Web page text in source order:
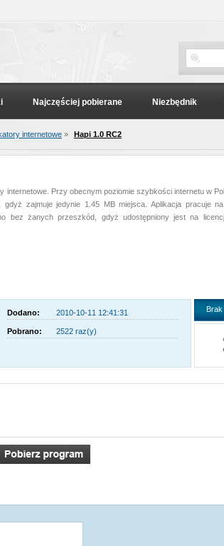
Najczęściej pobierane Niezbędnik
internetowe » Hapi 1.0 RC2
internetowe. Przy obecnym poziomie szybkości internetu w
zajmuje jedynie 1.45 MB miejsca. Aplikacja pracuje
bez żanych przeszkód, gdyż udostępniony jest na
Dodano: 2010-10-11 12:41:31
Pobrano: 2522 raz(y)